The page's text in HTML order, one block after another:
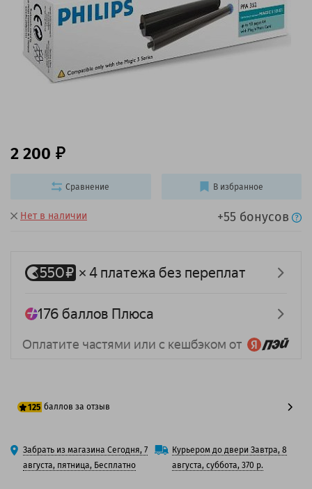
Нет в наличии +55 бонусов
2 200
125 баллов за отзыв
100 баллов
125 баллов
Забрать из магазина Сегодня, 7
августа, пятница, Бесплатно
Курьером до двери Завтра, 8
августа, суббота, 370 р.
Сравнение В избранное